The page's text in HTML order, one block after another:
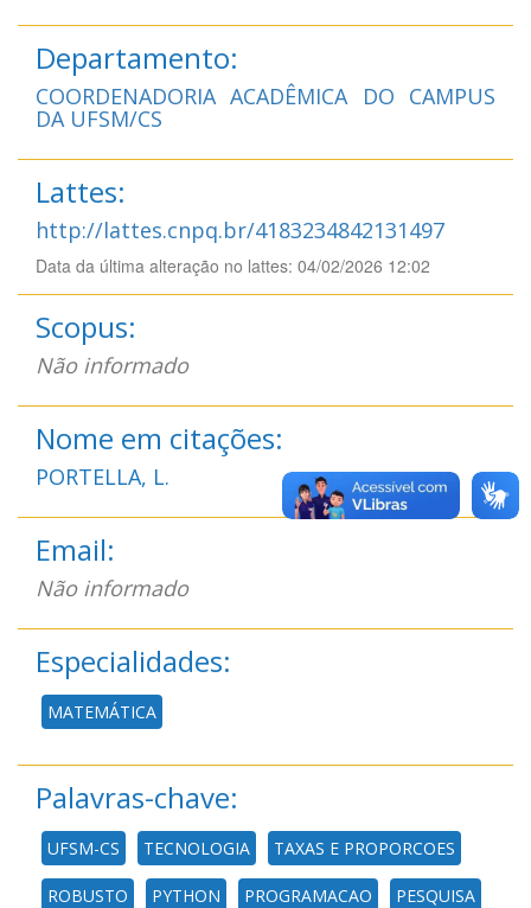
Departamento:
COORDENADORIA ACADÊMICA DO CAMPUS
DA UFSM/CS
Lattes:
http://lattes.cnpq.br/4183234842131497
Data da última alteração no lattes: 04/02/2026 12:02
Scopus:
Não informado
Nome em citações:
PORTELLA, L.
Email:
Não informado
Especialidades:
MATEMÁTICA
Palavras-chave:
UFSM-CS TECNOLOGIA TAXAS E PROPORCOES
ROBUSTO PYTHON PROGRAMACAO PESQUISA